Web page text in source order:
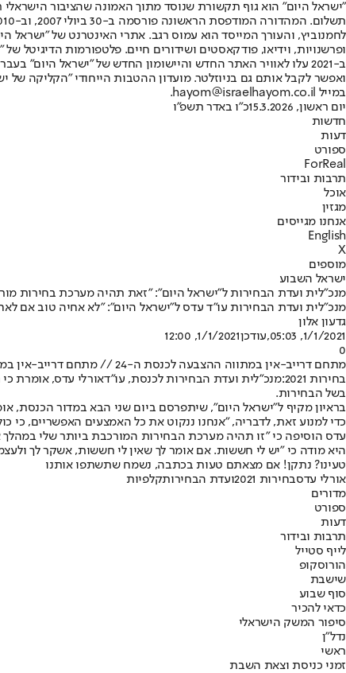
"ישראל היום" הוא גוף תקשורת שנוסד מתוך האמונה שהציבור הישראלי
ופרשנויות, וידיאו, פודקאסטים ושידורים חיים. פלטפורמות הדיגיטל
ב-2021 עלו לאוויר האתר החדש והיישומון החדש של "ישראל
ואפשר לקבל אותם גם בניוזלטר. מועדון ההטבות הייחודי "הקליקה של
במייל hayom@israelhayom.co.il.
יום ראשון, 15.3.2026
כ"ו באדר תשפ"ו
חדשות
דעות
ספורט
ForReal
תרבות ובידור
אוכל
מגזין
אנחנו מגייסים
English
X
מוספים
ישראל השבוע
מנכ"לית ועדת הבחירות ל"ישראל היום": "זאת תהיה מערכת בחירות
מנכ"לית ועדת הבחירות עו"ד עדס ל"ישראל היום": "לא אחיה טוב אם
גדעון אלון
1/1/2021, 05:03
,עודכן1/1/2021, 12:00
0
מתחם דרייב-אין במתווה ההצבעה לכנסת ה-24 // מתחם דרייב-אין במתווה ההצבעה לכנסת ה-24 // צילום: וועדת הבחירות
בחירות 2021:
מנכ"לית ועדת הבחירות לכנסת, עו"דאורלי עדס, אומרת
בשל הבחירות.
בראיון מקיף ל"ישראל היום", שיתפרסם ביום שני הבא במדור הכנסת,
כדי למנוע זאת, לדבריה, "אנחנו ננקוט את כל האמצעים האפשריים, כי
עדס הוסיפה כי "זו תהיה מערכת הבחירות המורכבת ביותר שלי במהלך 32 השנים שאני עוסקת בכך".
היא מודה כי "יש לי חששות. אם אומר לך שאין לי חששות, אשקר לך ולעצמי. הבטן מתהפכת לי, כי מדובר, נוסף על הצבת
טעינו? נתקן! אם מצאתם טעות בכתבה, נשמח שתשתפו אותנו
אורלי עדסבחירות 2021 ועדת הבחירותקלפיות
מדורים
ספורט
דעות
תרבות ובידור
לייף סטייל
הורוסקופ
שישבת
סוף שבוע
כדאי להכיר
סיפור המשק הישראלי
נדל"ן
ראשי
זמני כניסת וצאת השבת